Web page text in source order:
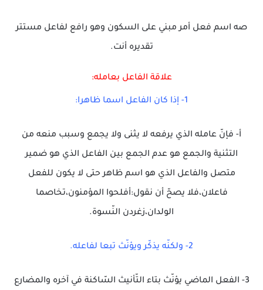
صه اسم فعل أمر مبني على السكون وهو رافع لفاعل مستتر
تقديره أنت.
علاقة الفاعل بعامله:
1- إذا كان الفاعل اسما ظاهرا:
أ- فإنّ عامله الذي يرفعه لا يثنى ولا يجمع وسبب منعه من
التثنية والجمع هو عدم الجمع بين الفاعل الذي هو ضمير
متصل والفاعل الذي هو اسم ظاهر حتى لا يكون للفعل
فاعلان،فلا يصحّ أن نقول:أفلحوا المؤمنون،تخاصما
الولدان،زغردن النّسوة.
2- ولكنّه يذكّر ويؤنّث تبعا لفاعله.
3- الفعل الماضي يؤنّث بتاء التّأنيث السّاكنة في آخره والمضارع